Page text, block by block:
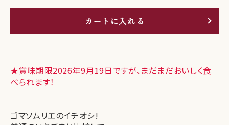
カートに入れる
★賞味期限2026年9月19日ですが、まだまだおいしく食
べられます！
ゴマソムリエのイチオシ!